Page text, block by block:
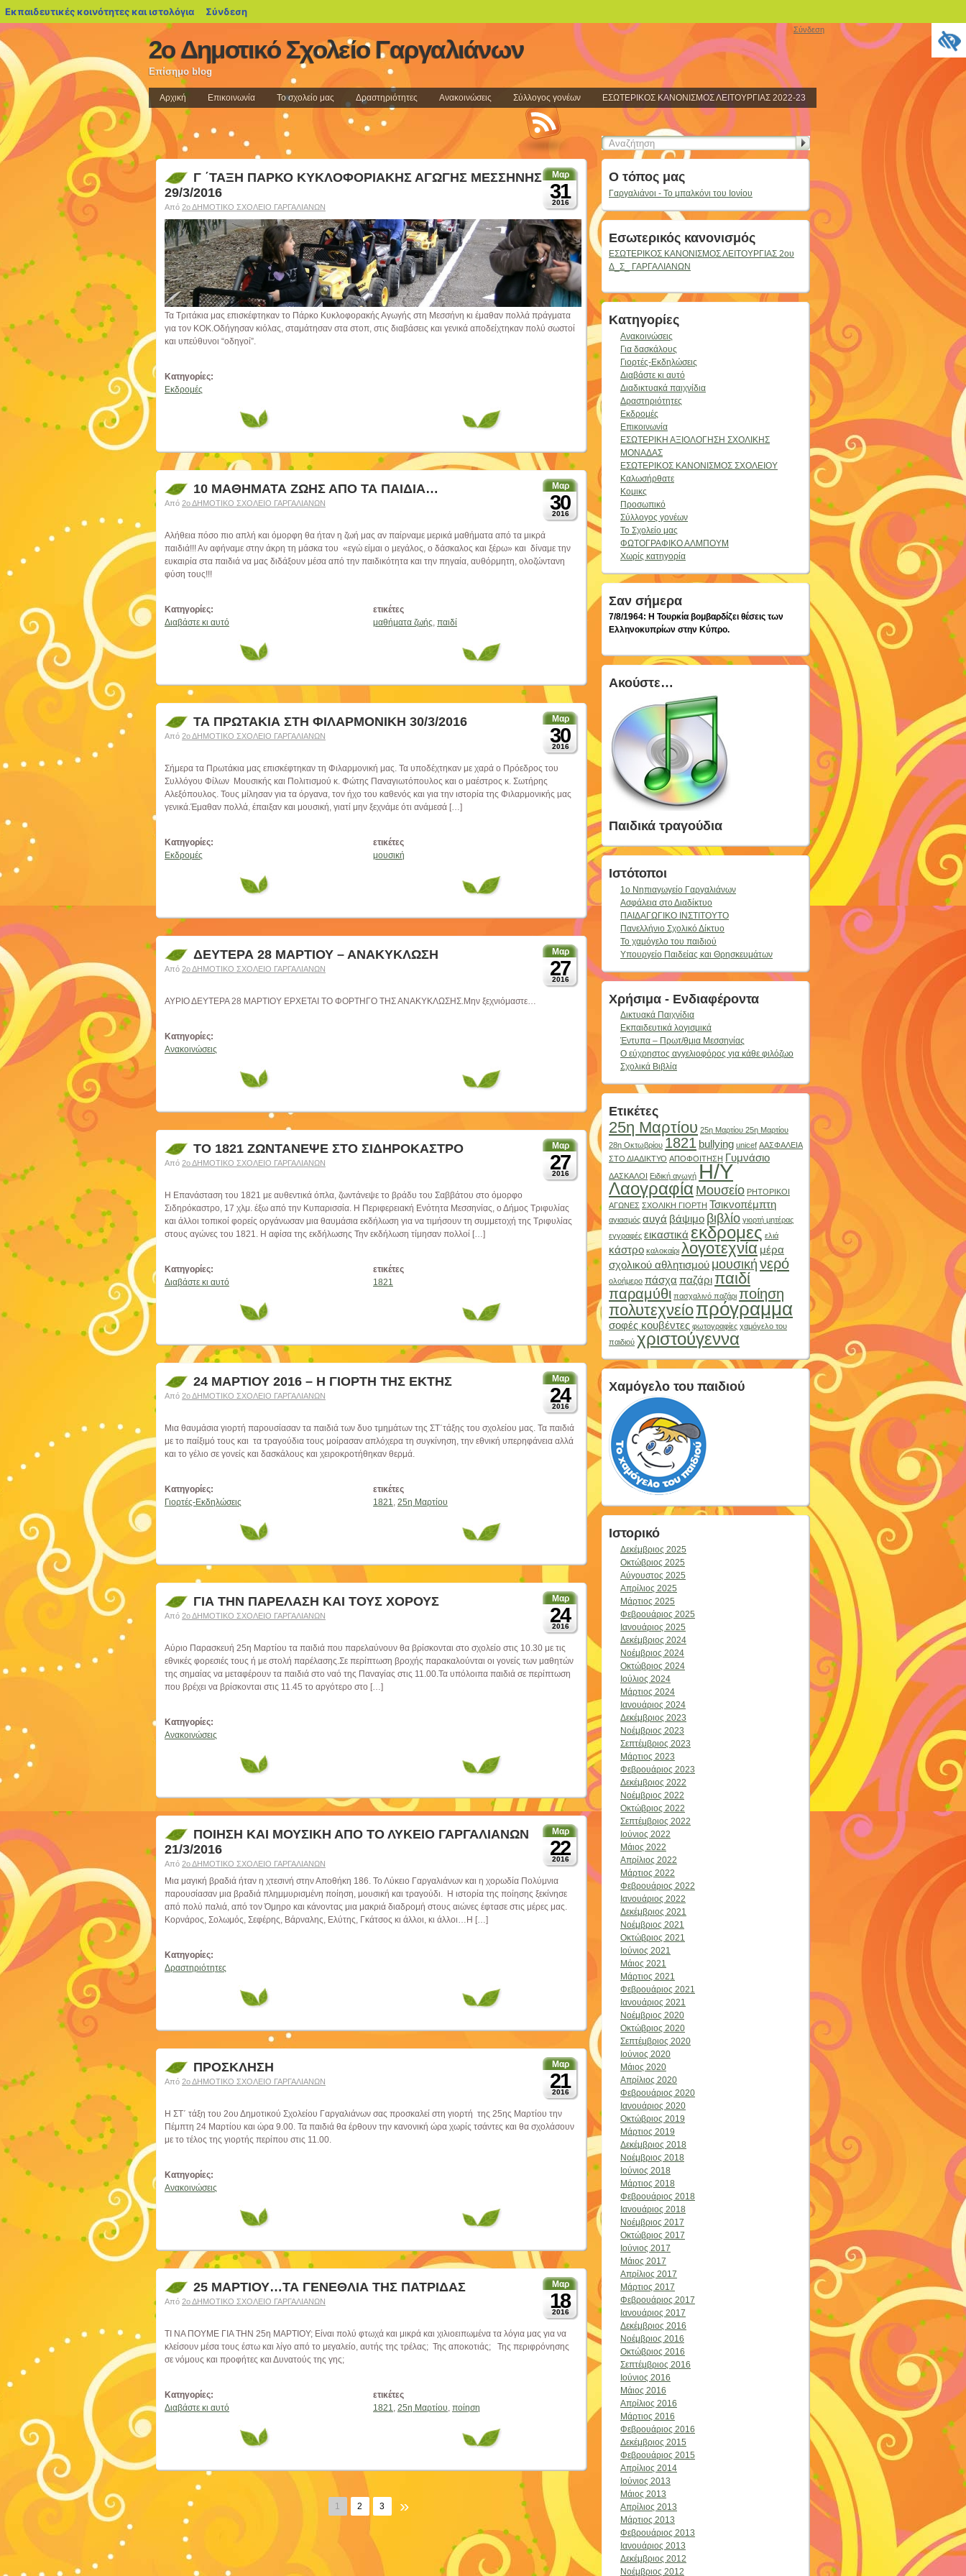
Εκπαιδευτικές κοινότητες και ιστολόγια blogs.sch.gr
Σύνδεση
Αρχική Επικοινωνία Το σχολείο μας Δραστηριότητες Ανακοινώσεις Σύλλογος γονέων ΕΣΩΤΕΡΙΚΟΣ ΚΑΝΟΝΙΣΜΟΣ ΛΕΙΤΟΥΡΓΙΑΣ 2022-23
2ο Δημοτικό Σχολείο Γαργαλιάνων
Επίσημο blog
Σύνδεση
Μαρ
31
2016
Γ ΄ΤΑΞΗ ΠΑΡΚΟ ΚΥΚΛΟΦΟΡΙΑΚΗΣ ΑΓΩΓΗΣ ΜΕΣΣΗΝΗΣ
29/3/2016
Από 2ο ΔΗΜΟΤΙΚΟ ΣΧΟΛΕΙΟ ΓΑΡΓΑΛΙΑΝΩΝ
Τα Τριτάκια μας επισκέφτηκαν το Πάρκο Κυκλοφορακής Αγωγής στη Μεσσήνη κι έμαθαν πολλά πράγματα
για τον ΚΟΚ.Οδήγησαν κιόλας, σταμάτησαν στα στοπ, στις διαβάσεις και γενικά αποδείχτηκαν πολύ σωστοί
και υπεύθυνοι “οδηγοί”.
Κατηγορίες:
Εκδρομές
Μαρ
30
2016
10 ΜΑΘΗΜΑΤΑ ΖΩΗΣ ΑΠΟ ΤΑ ΠΑΙΔΙΑ…
Από 2ο ΔΗΜΟΤΙΚΟ ΣΧΟΛΕΙΟ ΓΑΡΓΑΛΙΑΝΩΝ
Αλήθεια πόσο πιο απλή και όμορφη θα ήταν η ζωή μας αν παίρναμε μερικά μαθήματα από τα μικρά
παιδιά!!! Αν αφήναμε στην άκρη τη μάσκα του «εγώ είμαι ο μεγάλος, ο δάσκαλος και ξέρω» και δίναμε την
ευκαιρία στα παιδιά να μας διδάξουν μέσα από την παιδικότητα και την πηγαία, αυθόρμητη, ολοζώντανη
φύση τους!!!
Κατηγορίες:
Διαβάστε κι αυτό
ετικέτες
μαθήματα ζωής παιδί
Μαρ
30
2016
ΤΑ ΠΡΩΤΑΚΙΑ ΣΤΗ ΦΙΛΑΡΜΟΝΙΚΗ 30/3/2016
Από 2ο ΔΗΜΟΤΙΚΟ ΣΧΟΛΕΙΟ ΓΑΡΓΑΛΙΑΝΩΝ
Σήμερα τα Πρωτάκια μας επισκέφτηκαν τη Φιλαρμονική μας. Τα υποδέχτηκαν με χαρά ο Πρόεδρος του
Συλλόγου Φίλων Μουσικής και Πολιτισμού κ. Φώτης Παναγιωτόπουλος και ο μαέστρος κ. Σωτήρης
Αλεξόπουλος. Τους μίλησαν για τα όργανα, τον ήχο του καθενός και για την ιστορία της Φιλαρμονικής μας
γενικά.Έμαθαν πολλά, έπαιξαν και μουσική, γιατί μην ξεχνάμε ότι ανάμεσά […]
Κατηγορίες:
Εκδρομές
ετικέτες
μουσική
Μαρ
27
2016
ΔΕΥΤΕΡΑ 28 ΜΑΡΤΙΟΥ – ΑΝΑΚΥΚΛΩΣΗ
Από 2ο ΔΗΜΟΤΙΚΟ ΣΧΟΛΕΙΟ ΓΑΡΓΑΛΙΑΝΩΝ
ΑΥΡΙΟ ΔΕΥΤΕΡΑ 28 ΜΑΡΤΙΟΥ ΕΡΧΕΤΑΙ ΤΟ ΦΟΡΤΗΓΟ ΤΗΣ ΑΝΑΚΥΚΛΩΣΗΣ.Μην ξεχνιόμαστε…
Κατηγορίες:
Ανακοινώσεις
Μαρ
27
2016
ΤΟ 1821 ΖΩΝΤΑΝΕΨΕ ΣΤΟ ΣΙΔΗΡΟΚΑΣΤΡΟ
Από 2ο ΔΗΜΟΤΙΚΟ ΣΧΟΛΕΙΟ ΓΑΡΓΑΛΙΑΝΩΝ
Η Επανάσταση του 1821 με αυθεντικά όπλα, ζωντάνεψε το βράδυ του Σαββάτου στο όμορφο
Σιδηρόκαστρο, 17 χλμ. έξω από την Κυπαρισσία. Η Περιφερειακή Ενότητα Μεσσηνίας, ο Δήμος Τριφυλίας
και άλλοι τοπικοί φορείς οργάνωσαν μια θαυμάσια εκδήλωση για να τιμήσουν τη συμμετοχή της Τριφυλίας
στους αγώνες του 1821. Η αφίσα της εκδήλωσης Την εκδήλωση τίμησαν πολλοί […]
Κατηγορίες:
Διαβάστε κι αυτό
ετικέτες
1821
Μαρ
24
2016
24 ΜΑΡΤΙΟΥ 2016 – Η ΓΙΟΡΤΗ ΤΗΣ ΕΚΤΗΣ
Από 2ο ΔΗΜΟΤΙΚΟ ΣΧΟΛΕΙΟ ΓΑΡΓΑΛΙΑΝΩΝ
Μια θαυμάσια γιορτή παρουσίασαν τα παιδιά των δυο τμημάτων της ΣΤ΄τάξης του σχολείου μας. Τα παιδιά
με το παίξιμό τους και τα τραγούδια τους μοίρασαν απλόχερα τη συγκίνηση, την εθνική υπερηφάνεια αλλά
και το γέλιο σε γονείς και δασκάλους και χειροκροτήθηκαν θερμά.
Κατηγορίες:
Γιορτές-Εκδηλώσεις
ετικέτες
1821
25η Μαρτίου
Μαρ
24
2016
ΓΙΑ ΤΗΝ ΠΑΡΕΛΑΣΗ ΚΑΙ ΤΟΥΣ ΧΟΡΟΥΣ
Από 2ο ΔΗΜΟΤΙΚΟ ΣΧΟΛΕΙΟ ΓΑΡΓΑΛΙΑΝΩΝ
Αύριο Παρασκευή 25η Μαρτίου τα παιδιά που παρελαύνουν θα βρίσκονται στο σχολείο στις 10.30 με τις
εθνικές φορεσιές τους ή με στολή παρέλασης.Σε περίπτωση βροχής παρακαλούνται οι γονείς των μαθητών
της σημαίας να μεταφέρουν τα παιδιά στο ναό της Παναγίας στις 11.00.Τα υπόλοιπα παιδιά σε περίπτωση
που βρέχει να βρίσκονται στις 11.45 το αργότερο στο […]
Κατηγορίες:
Ανακοινώσεις
Μαρ
22
2016
ΠΟΙΗΣΗ ΚΑΙ ΜΟΥΣΙΚΗ ΑΠΟ ΤΟ ΛΥΚΕΙΟ ΓΑΡΓΑΛΙΑΝΩΝ
21/3/2016
Από 2ο ΔΗΜΟΤΙΚΟ ΣΧΟΛΕΙΟ ΓΑΡΓΑΛΙΑΝΩΝ
Μια μαγική βραδιά ήταν η χτεσινή στην Αποθήκη 186. Το Λύκειο Γαργαλιάνων και η χορωδία Πολύμνια
παρουσίασαν μια βραδιά πλημμυρισμένη ποίηση, μουσική και τραγούδι. Η ιστορία της ποίησης ξεκίνησε
από πολύ παλιά, από τον Όμηρο και κάνοντας μια μακριά διαδρομή στους αιώνες έφτασε στις μέρες μας.
Κορνάρος, Σολωμός, Σεφέρης, Βάρναλης, Ελύτης, Γκάτσος κι άλλοι, κι άλλοι…Η […]
Κατηγορίες:
Δραστηριότητες
Μαρ
21
2016
ΠΡΟΣΚΛΗΣΗ
Από 2ο ΔΗΜΟΤΙΚΟ ΣΧΟΛΕΙΟ ΓΑΡΓΑΛΙΑΝΩΝ
Η ΣΤ΄ τάξη του 2ου Δημοτικού Σχολείου Γαργαλιάνων σας προσκαλεί στη γιορτή της 25ης Μαρτίου την
Πέμπτη 24 Μαρτίου και ώρα 9.00. Τα παιδιά θα έρθουν την κανονική ώρα χωρίς τσάντες και θα σχολάσουν
με το τέλος της γιορτής περίπου στις 11.00.
Κατηγορίες:
Ανακοινώσεις
Μαρ
18
2016
25 ΜΑΡΤΙΟΥ…ΤΑ ΓΕΝΕΘΛΙΑ ΤΗΣ ΠΑΤΡΙΔΑΣ
Από 2ο ΔΗΜΟΤΙΚΟ ΣΧΟΛΕΙΟ ΓΑΡΓΑΛΙΑΝΩΝ
ΤΙ ΝΑ ΠΟΥΜΕ ΓΙΑ ΤΗΝ 25η ΜΑΡΤΙΟΥ; Είναι πολύ φτωχά και μικρά και χιλιοειπωμένα τα λόγια μας για να
κλείσουν μέσα τους έστω και λίγο από το μεγαλείο, αυτής της τρέλας; Της αποκοτιάς; Της περιφρόνησης
σε νόμους και προφήτες και Δυνατούς της γης;
Κατηγορίες:
Διαβάστε κι αυτό
ετικέτες
1821
25η Μαρτίου ποίηση
1 2 3 »
Ο τόπος μας
Γαργαλιάνοι - Το μπαλκόνι του Ιονίου
Εσωτερικός κανονισμός
ΕΣΩΤΕΡΙΚΟΣ ΚΑΝΟΝΙΣΜΟΣ ΛΕΙΤΟΥΡΓΙΑΣ 2ου
Δ_Σ_ ΓΑΡΓΑΛΙΑΝΩΝ
Kατηγορίες
Ανακοινώσεις
Για δασκάλους
Γιορτές-Εκδηλώσεις
Διαβάστε κι αυτό
Διαδικτυακά παιχνίδια
Δραστηριότητες
Εκδρομές
Επικοινωνία
ΕΣΩΤΕΡΙΚΗ ΑΞΙΟΛΟΓΗΣΗ ΣΧΟΛΙΚΗΣ
ΜΟΝΑΔΑΣ
ΕΣΩΤΕΡΙΚΟΣ ΚΑΝΟΝΙΣΜΟΣ ΣΧΟΛΕΙΟΥ
Καλωσήρθατε
Κομικς
Προσωπικό
Σύλλογος γονέων
Το Σχολείο μας
ΦΩΤΟΓΡΑΦΙΚΟ ΑΛΜΠΟΥΜ
Χωρίς κατηγορία
Σαν σήμερα
7/8/1964: Η Τουρκία βομβαρδίζει θέσεις των
Ελληνοκυπρίων στην Κύπρο.
Ακούστε…
Παιδικά τραγούδια
Ιστότοποι
1o Νηπιαγωγείο Γαργαλιάνων
Ασφάλεια στο Διαδίκτυο
ΠΑΙΔΑΓΩΓΙΚΟ ΙΝΣΤΙΤΟΥΤΟ
Πανελλήνιο Σχολικό Δίκτυο
Το χαμόγελο του παιδιού
Υπουργείο Παιδείας και Θρησκευμάτων
Χρήσιμα - Ενδιαφέροντα
Δικτυακά Παιχνίδια
Εκπαιδευτικά λογισμικά
Έντυπα – Πρωτ/θμια Μεσσηνίας
Ο εύχρηστος αγγελιοφόρος για κάθε φιλόζωο
Σχολικά Βιβλία
Ετικέτες
25η Μαρτίου 25η Μαρτίου 25η Μαρτίου
28η Οκτωβρίου 1821 bullying unicef ΑΑΣΦΑΛΕΙΑ
ΣΤΟ ΔΙΑΔΙΚΤΥΟ ΑΠΟΦΟΙΤΗΣΗ Γυμνάσιο
ΔΑΣΚΑΛΟΙ Ειδική αγωγή Η/Υ
Λαογραφία Μουσείο ΡΗΤΟΡΙΚΟΙ
ΑΓΩΝΕΣ ΣΧΟΛΙΚΗ ΓΙΟΡΤΗ Τσικνοπέμπτη
αγιασμός αυγά βάψιμο βιβλίο γιορτή μητέρας
εγγραφές εικαστικά εκδρομες ελιά
κάστρο καλοκαίρι λογοτεχνία μέρα
σχολικού αθλητισμού μουσική νερό
ολοήμερο πάσχα παζάρι παιδί
παραμύθι πασχαλινό παζάρι ποίηση
πολυτεχνείοπρόγραμμα
σοφές κουβέντες φωτογραφίες χαμόγελο του
παιδιού χριστούγεννα
Χαμόγελο του παιδιού
Ιστορικό
Δεκέμβριος 2025
Οκτώβριος 2025
Αύγουστος 2025
Απρίλιος 2025
Μάρτιος 2025
Φεβρουάριος 2025
Ιανουάριος 2025
Δεκέμβριος 2024
Νοέμβριος 2024
Οκτώβριος 2024
Ιούλιος 2024
Μάρτιος 2024
Ιανουάριος 2024
Δεκέμβριος 2023
Νοέμβριος 2023
Σεπτέμβριος 2023
Μάρτιος 2023
Φεβρουάριος 2023
Δεκέμβριος 2022
Νοέμβριος 2022
Οκτώβριος 2022
Σεπτέμβριος 2022
Ιούνιος 2022
Μάιος 2022
Απρίλιος 2022
Μάρτιος 2022
Φεβρουάριος 2022
Ιανουάριος 2022
Δεκέμβριος 2021
Νοέμβριος 2021
Οκτώβριος 2021
Ιούνιος 2021
Μάιος 2021
Μάρτιος 2021
Φεβρουάριος 2021
Ιανουάριος 2021
Νοέμβριος 2020
Οκτώβριος 2020
Σεπτέμβριος 2020
Ιούνιος 2020
Μάιος 2020
Απρίλιος 2020
Φεβρουάριος 2020
Ιανουάριος 2020
Οκτώβριος 2019
Μάρτιος 2019
Δεκέμβριος 2018
Νοέμβριος 2018
Ιούνιος 2018
Μάρτιος 2018
Φεβρουάριος 2018
Ιανουάριος 2018
Νοέμβριος 2017
Οκτώβριος 2017
Ιούνιος 2017
Μάιος 2017
Απρίλιος 2017
Μάρτιος 2017
Φεβρουάριος 2017
Ιανουάριος 2017
Δεκέμβριος 2016
Νοέμβριος 2016
Οκτώβριος 2016
Σεπτέμβριος 2016
Ιούνιος 2016
Μάιος 2016
Απρίλιος 2016
Μάρτιος 2016
Φεβρουάριος 2016
Δεκέμβριος 2015
Φεβρουάριος 2015
Απρίλιος 2014
Ιούνιος 2013
Μάιος 2013
Απρίλιος 2013
Μάρτιος 2013
Φεβρουάριος 2013
Ιανουάριος 2013
Δεκέμβριος 2012
Νοέμβριος 2012